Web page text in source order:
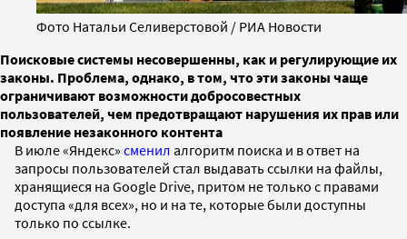
Фото Натальи Селиверстовой / РИА Новости
Поисковые системы несовершенны, как и регулирующие их
законы. Проблема, однако, в том, что эти законы чаще
ограничивают возможности добросовестных
пользователей, чем предотвращают нарушения их прав или
появление незаконного контента
В июле «Яндекс» сменил алгоритм поиска и в ответ на
запросы пользователей стал выдавать ссылки на файлы,
хранящиеся на Google Drive, притом не только с правами
доступа «для всех», но и на те, которые были доступны
только по ссылке.